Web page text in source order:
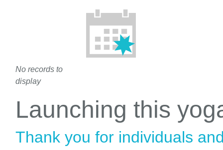
No records to
display
Launching this
Thank you for individuals